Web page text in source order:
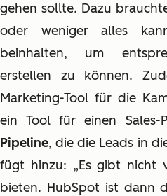
gehen sollte. Dazu
oder weniger alles
beinhalten, um
erstellen zu können.
Marketing-Tool für die
ein Tool für einen Sales-
Pipeline, die die Leads in
fügt hinzu: „Es gibt nicht
bieten. HubSpot ist dann